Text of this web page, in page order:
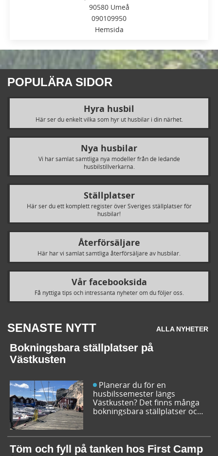
90580 Umeå
090109950
Hemsida
POPULÄRA SIDOR
Hyra husbil
Här ser du enkelt vilka som hyr ut husbilar i din närhet.
Nya husbilar
Vi har samlat samtliga nya modeller från de ledande
husbilstillverkarna.
Ställplatser
Här ser du ett komplett register över Sveriges ställplatser för
husbilar!
Återförsäljare
Här har vi samlat samtliga återförsäljare av husbilar.
Vår facebooksida
Få nyttiga tips och intressanta nyheter om du följer oss.
SENASTE NYTT ALLA NYHETER
Bokningsbara ställplatser på
Västkusten
husbilssemester längs
Västkusten? Det finns många
bokningsbara ställplatser och
campingturen. Vi ger dig några
bra förslag på ställplatser och
Töm och fyll på tanken hos First Camp